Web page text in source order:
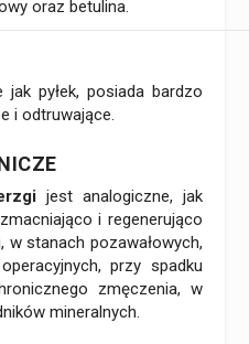
oraz betulina.
jak pyłek, posiada bardzo
i odtruwające.
jest analogiczne, jak
i regenerująco
w stanach pozawałowych,
przy spadku
zmęczenia, w
mineralnych.